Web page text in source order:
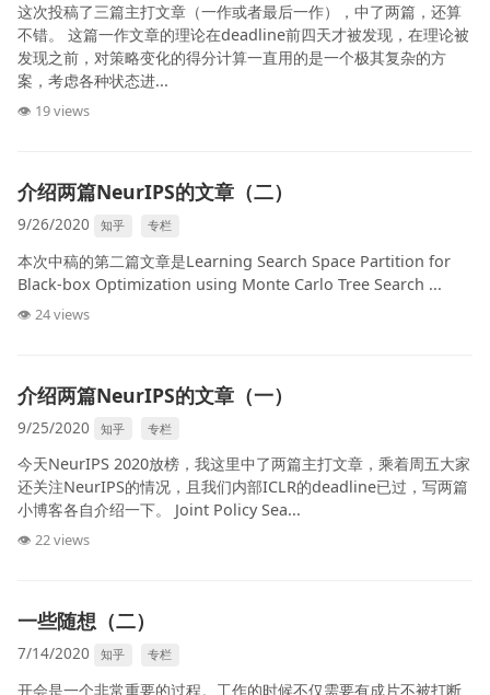
这次投稿了三篇主打文章（一作或者最后一作），中了两篇，还算
不错。 这篇一作文章的理论在deadline前四天才被发现，在理论被
发现之前，对策略变化的得分计算一直用的是一个极其复杂的方
案，考虑各种状态进...
👁 19 views
介绍两篇NeurIPS的文章（二）
9/26/2020 知乎 专栏
本次中稿的第二篇文章是Learning Search Space Partition for
Black-box Optimization using Monte Carlo Tree Search ...
👁 24 views
介绍两篇NeurIPS的文章（一）
9/25/2020 知乎 专栏
今天NeurIPS 2020放榜，我这里中了两篇主打文章，乘着周五大家
还关注NeurIPS的情况，且我们内部ICLR的deadline已过，写两篇
小博客各自介绍一下。 Joint Policy Sea...
👁 22 views
一些随想（二）
7/14/2020 知乎 专栏
开会是一个非常重要的过程。工作的时候不仅需要有成片不被打断